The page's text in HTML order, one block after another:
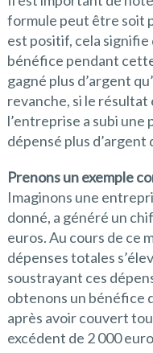
formule peut être soit
est positif, cela signifie
bénéfice pendant
gagné plus d’argent
revanche, si le
l’entreprise a subi une
dépensé plus d’argent
Prenons un exemple
Imaginons une
donné, a généré un
euros. Au cours de ce
dépenses totales
soustrayant ces
obtenons un bénéfice
après avoir couvert
excédent de 2 000